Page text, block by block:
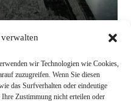
wir Technologien wie Cookies,
zuzugreifen. Wenn Sie diesen
das Surfverhalten oder eindeutige
Zustimmung nicht erteilen oder